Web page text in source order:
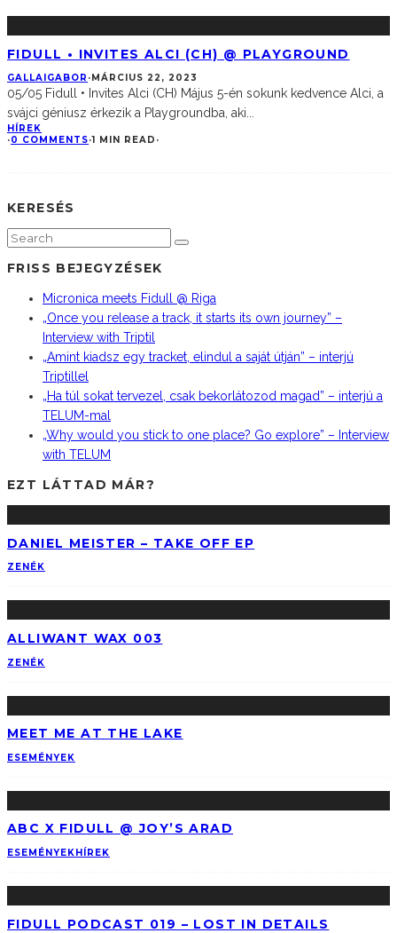
FIDULL • INVITES ALCI (CH) @ PLAYGROUND
GALLAIGABOR · MÁRCIUS 22, 2023
05/05 Fidull • Invites Alci (CH) Május 5-én sokunk kedvence Alci, a
svájci géniusz érkezik a Playgroundba, aki
HÍREK
·0 COMMENTS·1 MIN READ ·
KERESÉS
FRISS BEJEGYZÉSEK
Micronica meets Fidull @ Riga
„Once you release a track, it starts its own journey” –
Interview with Triptil
„Amint kiadsz egy tracket, elindul a saját útján” – interjú
Triptillel
„Ha túl sokat tervezel, csak bekorlátozod magad” – interjú a
TELUM-mal
„Why would you stick to one place? Go explore” – Interview
with TELUM
EZT LÁTTAD MÁR?
DANIEL MEISTER – TAKE OFF EP
ZENÉK
ALLIWANT WAX 003
ZENÉK
MEET ME AT THE LAKE
ESEMÉNYEK
ABC X FIDULL @ JOY’S ARAD
ESEMÉNYEKHÍREK
FIDULL PODCAST 019 – LOST IN DETAILS